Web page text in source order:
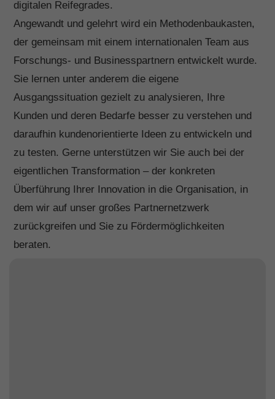
digitalen Reifegrades.
Angewandt und gelehrt wird ein Methodenbaukasten,
der gemeinsam mit einem internationalen Team aus
Forschungs- und Businesspartnern entwickelt wurde.
Sie lernen unter anderem die eigene
Ausgangssituation gezielt zu analysieren, Ihre
Kunden und deren Bedarfe besser zu verstehen und
daraufhin kundenorientierte Ideen zu entwickeln und
zu testen. Gerne unterstützen wir Sie auch bei der
eigentlichen Transformation – der konkreten
Überführung Ihrer Innovation in die Organisation, in
dem wir auf unser großes Partnernetzwerk
zurückgreifen und Sie zu Fördermöglichkeiten
beraten.
verwendet, um personalisierte Werbung anzuzeigen. Sie tun
dies, indem sie Besucher über Websites hinweg verfolgen.
Cookie-Informationen anzeigen
Inhalte von Videoplattformen und Social-Media-Plattformen
werden standardmäßig blockiert. Wenn Cookies von externen
Medien akzeptiert werden, bedarf der Zugriff auf diese Inhalte
keiner manuellen Einwilligung mehr.
Cookie-Informationen anzeigen
Datenschutzerklärung